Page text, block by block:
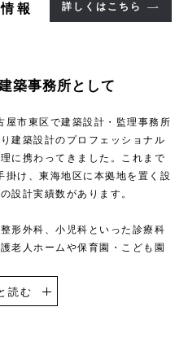
報 詳しくはこちら
築事務所として
市東区で建築設計・監理事務所
建築設計のプロフェッショナル
に携わってきました。これまで
け、東海地区に本拠地を置く設
設計実績数があります。
形外科、小児科といった診療科
老人ホームや保育園・こども園
読む